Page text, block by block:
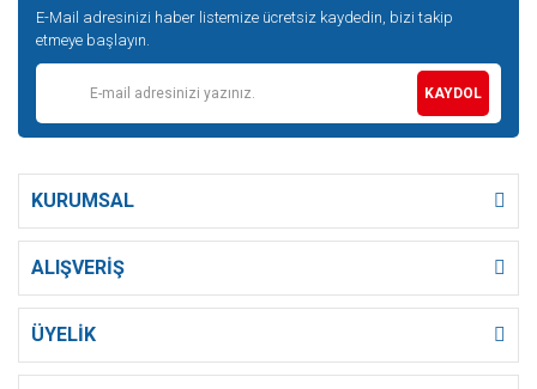
E-Mail adresinizi haber listemize ücretsiz kaydedin, bizi takip
etmeye başlayın.
KAYDOL
KURUMSAL
ALIŞVERİŞ
ÜYELİK